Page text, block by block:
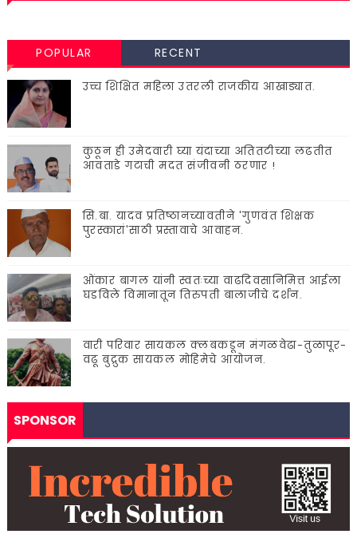
POPULAR RECENT
उच्च शिक्षित महिला उतरली राजकीय आखाड्यात.
कुठून ही उमेदवारी घ्या यंदाच्या अतितटीच्या लढतीत
आवताडे गटाची मदत संजीवनी ठरणार !
सि.बा. यादव प्रतिष्ठानच्यावतीने 'गुणवंत शिक्षक
पुरस्कारां'साठी प्रस्तावाचे आवाहन.
ओंकार बागल यांनी स्वतःच्या वाढदिवसानिमित्त आईला
घडविले विमानातून तिरुपती बालाजीचे दर्शन.
वारी परिवार सायकल क्लबकडून मंगळवेढा-तुळापूर-
वढू बुद्रुक सायकल मोहिमेचे आयोजन.
SPONSOR